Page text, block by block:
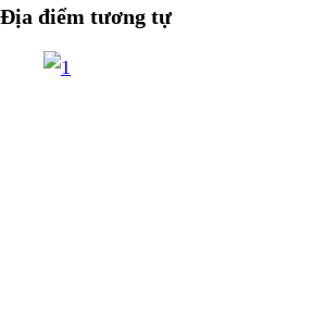
Địa điểm tương tự